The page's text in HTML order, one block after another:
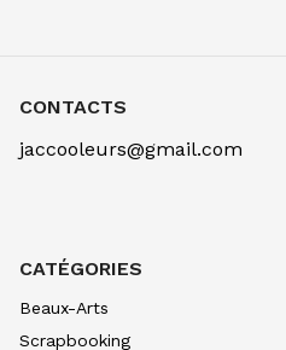
8020-39
CONTACTS
jaccooleurs@gmail.com
CATÉGORIES
Beaux-Arts
Scrapbooking